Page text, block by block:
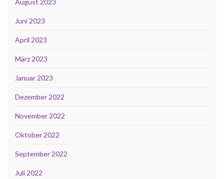
August 2023
Juni 2023
April 2023
März 2023
Januar 2023
Dezember 2022
November 2022
Oktober 2022
September 2022
Juli 2022